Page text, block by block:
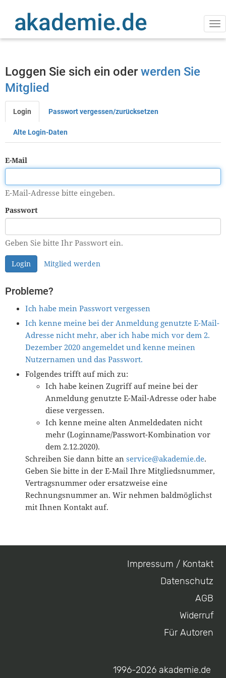
Inhalt
Loggen Sie sich ein oder werden Sie
Mitglied
Primäre
Reiter
Login Passwort vergessen/zurücksetzen
Alte Login-Daten
E-Mail
E-Mail-Adresse bitte eingeben.
Passwort
Geben Sie bitte Ihr Passwort ein.
Login Mitglied werden
Probleme?
Ich habe mein Passwort vergessen
Ich kenne meine bei der Anmeldung genutzte E-Mail-
Adresse nicht mehr, aber ich habe mich vor dem 2.
Dezember 2020 angemeldet und kenne meinen
Nutzernamen und das Passwort.
Folgendes trifft auf mich zu:
Ich habe keinen Zugriff auf meine bei der
Anmeldung genutzte E-Mail-Adresse oder habe
diese vergessen.
Ich kenne meine alten Anmeldedaten nicht
mehr (Loginname/Passwort-Kombination vor
dem 2.12.2020).
Schreiben Sie dann bitte an service@akademie.de.
Geben Sie bitte in der E-Mail Ihre Mitgliedsnummer,
Vertragsnummer oder ersatzweise eine
Rechnungsnummer an. Wir nehmen baldmöglichst
mit Ihnen Kontakt auf.
Impressum / Kontakt
Datenschutz
AGB
Widerruf
Für Autoren
1996-2026 akademie.de